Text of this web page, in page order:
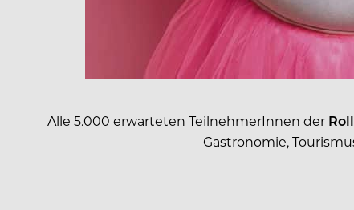
Alle 5.000 erwarteten TeilnehmerInnen der
Gastronomie,